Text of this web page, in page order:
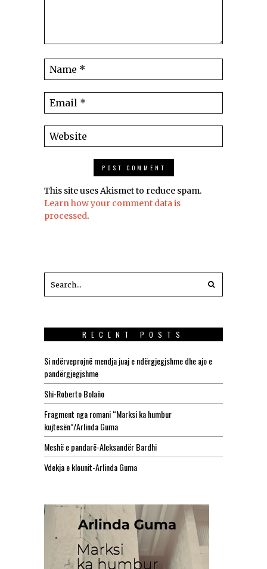
This site uses Akismet to reduce spam.
Learn how your comment data is
processed.
RECENT POSTS
Si ndërveprojnë mendja juaj e ndërgjegjshme dhe ajo e
pandërgjegjshme
Shi-Roberto Bolaño
Fragment nga romani “Marksi ka humbur
kujtesën”/Arlinda Guma
Meshë e pandarë-Aleksandër Bardhi
Vdekja e klounit-Arlinda Guma